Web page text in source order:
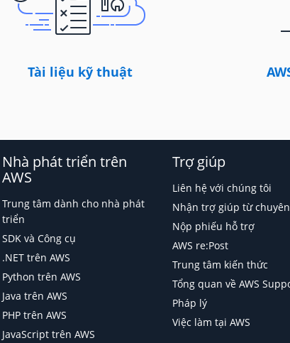
Tài liệu kỹ thuật
Nhà phát triển trên
AWS
Trung tâm dành cho nhà phát
triển
SDK và Công cụ
.NET trên AWS
Python trên AWS
Java trên AWS
PHP trên AWS
JavaScript trên AWS
Trợ giúp
Liên hệ với chúng tôi
Nhận trợ giúp từ
Nộp phiếu hỗ trợ
AWS re:Post
Trung tâm kiến thức
Tổng quan về AWS
Pháp lý
Việc làm tại AWS